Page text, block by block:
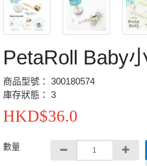
PetaRoll Baby
商品型號： 300180574
庫存狀態： 3
HKD$36.0
數量